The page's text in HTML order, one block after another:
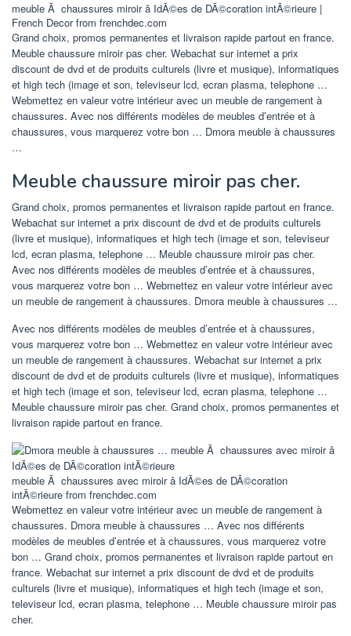
meuble Ã chaussures miroir â IdÃ©es de DÃ©coration intÃ©rieure |
French Decor from frenchdec.com
Grand choix, promos permanentes et livraison rapide partout en france.
Meuble chaussure miroir pas cher. Webachat sur internet a prix
discount de dvd et de produits culturels (livre et musique), informatiques
et high tech (image et son, televiseur lcd, ecran plasma, telephone …
Webmettez en valeur votre intérieur avec un meuble de rangement à
chaussures. Avec nos différents modèles de meubles d’entrée et à
chaussures, vous marquerez votre bon … Dmora meuble à chaussures
…
Meuble chaussure miroir pas cher.
Grand choix, promos permanentes et livraison rapide partout en france.
Webachat sur internet a prix discount de dvd et de produits culturels
(livre et musique), informatiques et high tech (image et son, televiseur
lcd, ecran plasma, telephone … Meuble chaussure miroir pas cher.
Avec nos différents modèles de meubles d’entrée et à chaussures,
vous marquerez votre bon … Webmettez en valeur votre intérieur avec
un meuble de rangement à chaussures. Dmora meuble à chaussures …
Avec nos différents modèles de meubles d’entrée et à chaussures,
vous marquerez votre bon … Webmettez en valeur votre intérieur avec
un meuble de rangement à chaussures. Webachat sur internet a prix
discount de dvd et de produits culturels (livre et musique), informatiques
et high tech (image et son, televiseur lcd, ecran plasma, telephone …
Meuble chaussure miroir pas cher. Grand choix, promos permanentes et
livraison rapide partout en france.
meuble Ã chaussures avec miroir â IdÃ©es de DÃ©coration
intÃ©rieure from frenchdec.com
Webmettez en valeur votre intérieur avec un meuble de rangement à
chaussures. Dmora meuble à chaussures … Avec nos différents
modèles de meubles d’entrée et à chaussures, vous marquerez votre
bon … Grand choix, promos permanentes et livraison rapide partout en
france. Webachat sur internet a prix discount de dvd et de produits
culturels (livre et musique), informatiques et high tech (image et son,
televiseur lcd, ecran plasma, telephone … Meuble chaussure miroir pas
cher.